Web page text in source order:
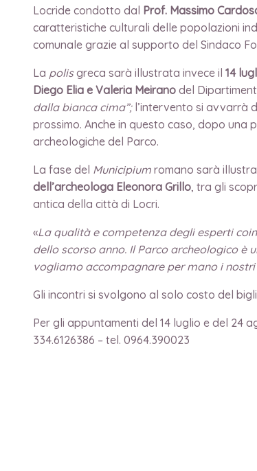
Locride condotto dal Prof. Massimo
caratteristiche culturali delle popolazioni
comunale grazie al supporto del Sindaco
La polisgreca sarà illustrata invece il 14
Diego Elia e Valeria Meirano del
dalla bianca cima”; l’intervento si avvarrà
prossimo. Anche in questo caso, dopo una
archeologiche del Parco.
La fase del Municipium romano sarà
dell’archeologa Eleonora Grillo, tra gli
antica della città di Locri.
«La qualità e competenza degli esperti
dello scorso anno. Il Parco archeologico è
vogliamo accompagnare per mano i
Gli incontri si svolgono al solo costo del
Per gli appuntamenti del 14 luglio e del 24
334.6126386 – tel. 0964.390023